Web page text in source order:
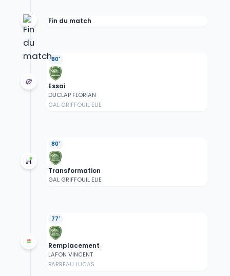
Fin du match
80'
Essai
DUCLAP FLORIAN
GAL GRIFFOUIL ELIE
80'
Transformation
GAL GRIFFOUIL ELIE
77'
Remplacement
LAFON VINCENT
BARREAU LUCAS